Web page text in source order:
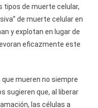
tipos de muerte celular,
de muerte celular en
y explotan en lugar de
eficazmente este
mueren no siempre
sugieren que, al liberar
las células a